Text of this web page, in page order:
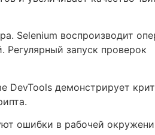
Selenium воспроизводит
Регулярный запуск проверок
DevTools демонстрирует
ошибки в рабочей